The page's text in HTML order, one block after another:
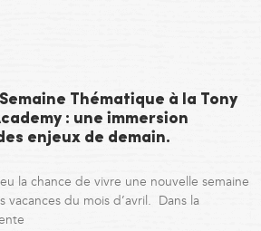
Thématique à la Tony
: une immersion
enjeux de demain.
la chance de vivre une nouvelle semaine
du mois d’avril. Dans la